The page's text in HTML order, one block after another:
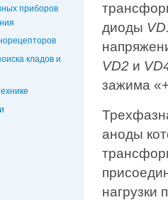
приборов
кладов и
диоды
VD2 и
зажима
аноды
нагрузки